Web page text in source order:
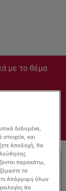
με το θέμα
δεδομένα,
και
Αποδοχή, θα
παρακάτω,
τα
Απόρριψη όλων
θα